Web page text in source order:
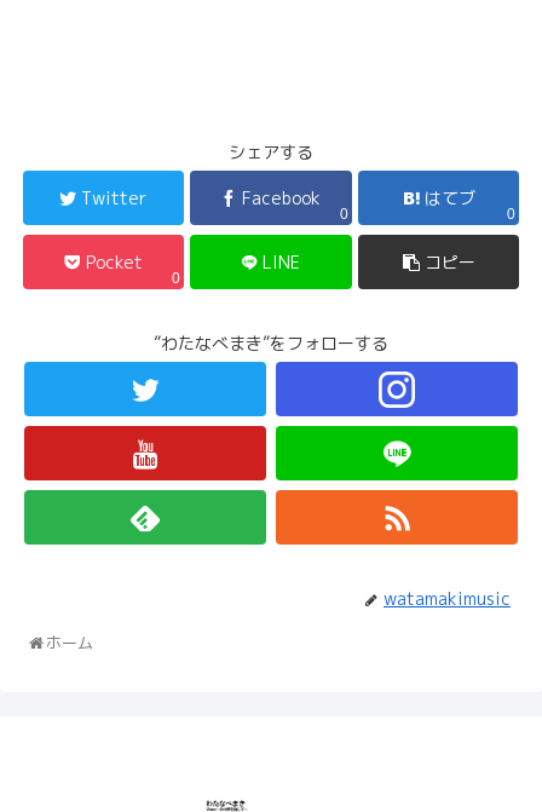
シェアする
Twitter
Facebook
0
はてブ
0
Pocket
0
LINE コピー
”わたなべまき”をフォローする
watamakimusic
ホーム